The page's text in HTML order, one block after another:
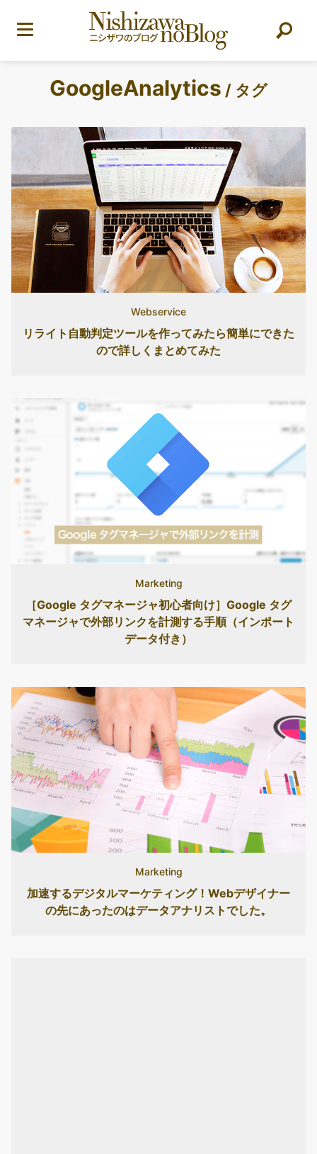
GoogleAnalytics / タグ
Webservice
リライト自動判定ツールを作ってみたら簡単にできた
ので詳しくまとめてみた
Marketing
［Google タグマネージャ初心者向け］Google タグ
マネージャで外部リンクを計測する手順（インポート
データ付き）
Marketing
加速するデジタルマーケティング！Webデザイナー
の先にあったのはデータアナリストでした。